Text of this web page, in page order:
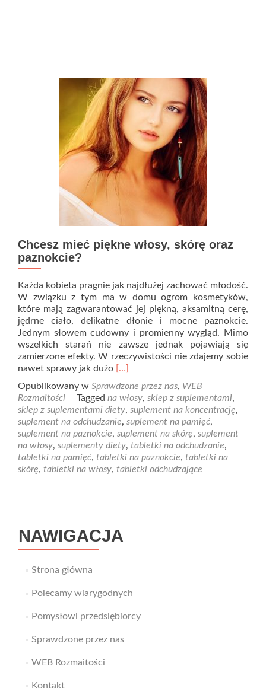
Chcesz mieć piękne włosy, skórę oraz
paznokcie?
Każda kobieta pragnie jak najdłużej zachować młodość.
W związku z tym ma w domu ogrom kosmetyków,
które mają zagwarantować jej piękną, aksamitną cerę,
jędrne ciało, delikatne dłonie i mocne paznokcie.
Jednym słowem cudowny i promienny wygląd. Mimo
wszelkich starań nie zawsze jednak pojawiają się
zamierzone efekty. W rzeczywistości nie zdajemy sobie
nawet sprawy jak dużo Read
about
Chcesz
mieć
piękne
włosy,
skórę
oraz
paznokcie?
[…]
Opublikowany w Sprawdzone przez nas, WEB
Rozmaitości
Tagged na włosy, sklep z suplementami,
sklep z suplementami diety, suplement na koncentrację,
suplement na odchudzanie, suplement na pamięć,
suplement na paznokcie, suplement na skórę, suplement
na włosy, suplementy diety, tabletki na odchudzanie,
tabletki na pamięć, tabletki na paznokcie, tabletki na
skórę, tabletki na włosy, tabletki odchudzające
NAWIGACJA
Strona główna
Polecamy wiarygodnych
Pomysłowi przedsiębiorcy
Sprawdzone przez nas
WEB Rozmaitości
Kontakt